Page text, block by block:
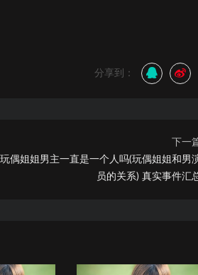
分享到：
下一
偶姐姐男主一直是一个人吗(玩偶姐姐和男
员的关系) 真实事件汇